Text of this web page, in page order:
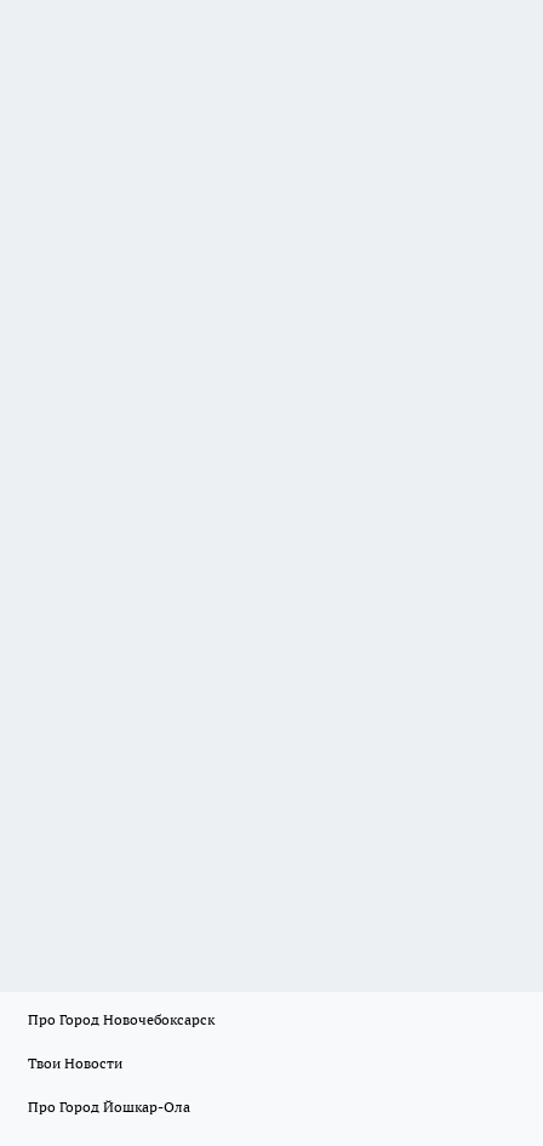
Про Город Новочебоксарск
Твои Новости
Про Город Йошкар-Ола